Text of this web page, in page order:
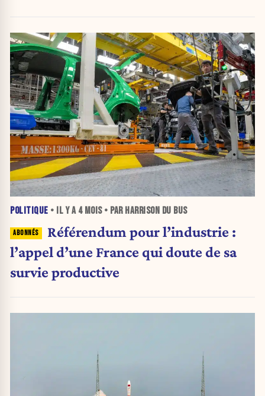
POLITIQUE • IL Y A 4 MOIS• PAR HARRISON DU BUS
Référendum pour l’industrie :
l’appel d’une France qui doute de sa
survie productive